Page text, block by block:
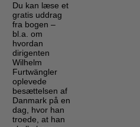
Du kan læse et
gratis uddrag
fra bogen –
bl.a. om
hvordan
dirigenten
Wilhelm
Furtwängler
oplevede
besættelsen af
Danmark på en
dag, hvor han
troede, at han